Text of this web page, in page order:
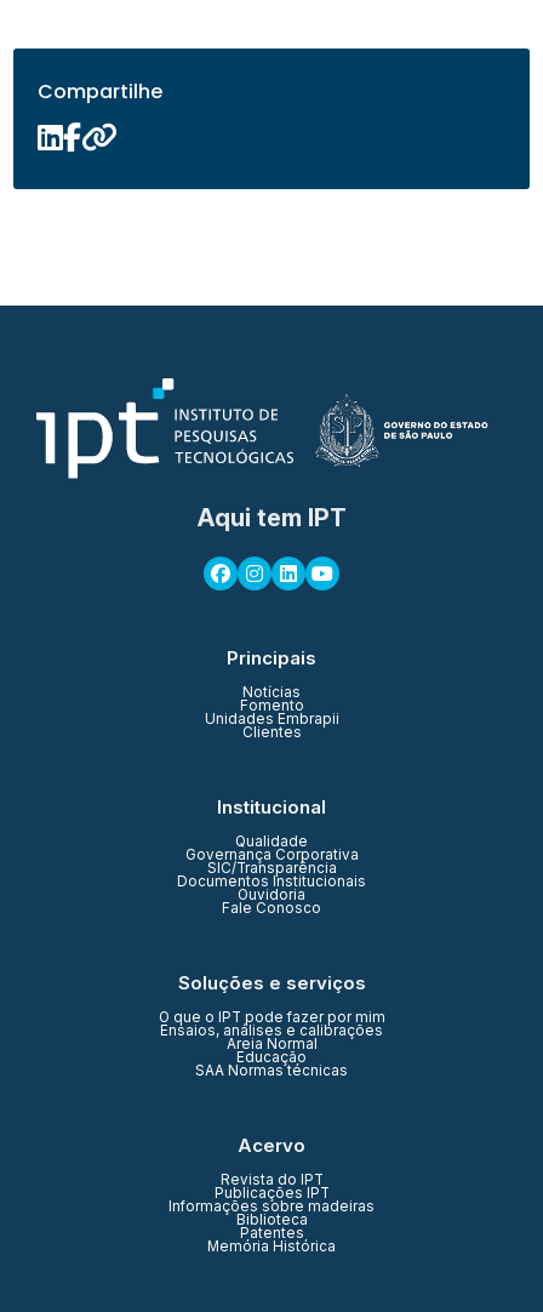
Compartilhe
Aqui tem IPT
Principais
Notícias
Fomento
Unidades Embrapii
Clientes
Institucional
Qualidade
Governança Corporativa
SIC/Transparência
Documentos Institucionais
Ouvidoria
Fale Conosco
Soluções e serviços
O que o IPT pode fazer por mim
Ensaios, análises e calibrações
Areia Normal
Educação
SAA Normas técnicas
Acervo
Revista do IPT
Publicações IPT
Informações sobre madeiras
Biblioteca
Patentes
Memória Histórica